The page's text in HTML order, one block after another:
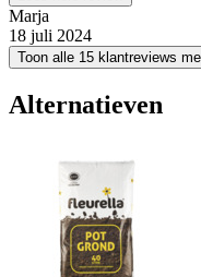
Marja
18 juli 2024
Toon alle 15 klantreviews
Alternatieven